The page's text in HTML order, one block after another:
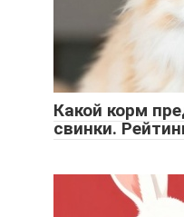
Какой корм
свинки.